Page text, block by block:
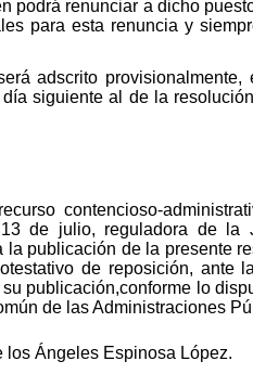
podrá renunciar a dicho
para esta renuncia y
adscrito provisionalmente,
siguiente al de la
contencioso-
de julio, reguladora de la
publicación de la presente
de reposición, ante
publicación,conforme lo
de las Administraciones
Ángeles Espinosa López.